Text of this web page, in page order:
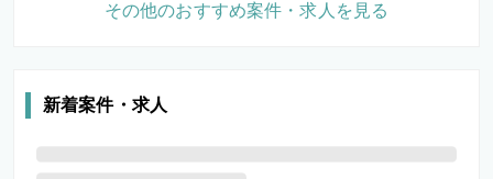
その他のおすすめ案件・求人を見る
新着案件・求人